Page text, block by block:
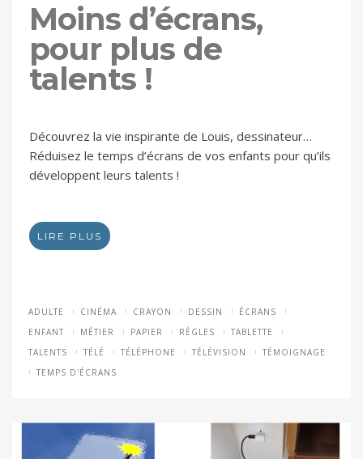
Moins d’écrans,
pour plus de
talents !
Découvrez la vie inspirante de Louis, dessinateur…
Réduisez le temps d’écrans de vos enfants pour qu’ils
développent leurs talents !
LIRE PLUS
ADULTE CINÉMA CRAYON DESSIN
ÉCRANS
ENFANT
MÉTIER PAPIER RÈGLES
TABLETTE
TALENTS
TÉLÉ TÉLÉPHONE TÉLÉVISION
TÉMOIGNAGE
TEMPS D'ÉCRANS